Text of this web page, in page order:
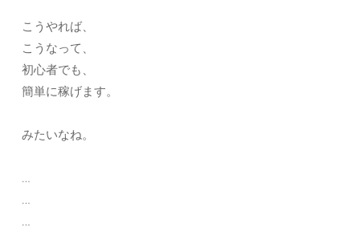
こうやれば、
こうなって、
初心者でも、
簡単に稼げます。
みたいなね。
…
…
…